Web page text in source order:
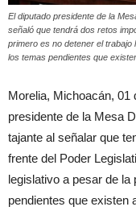
El diputado presidente de la
señaló que tendrá dos retos
primero es no detener el
los temas pendientes que
Morelia, Michoacán, 01
presidente de la Mesa
tajante al señalar que
frente del Poder
legislativo a pesar de
pendientes que existen